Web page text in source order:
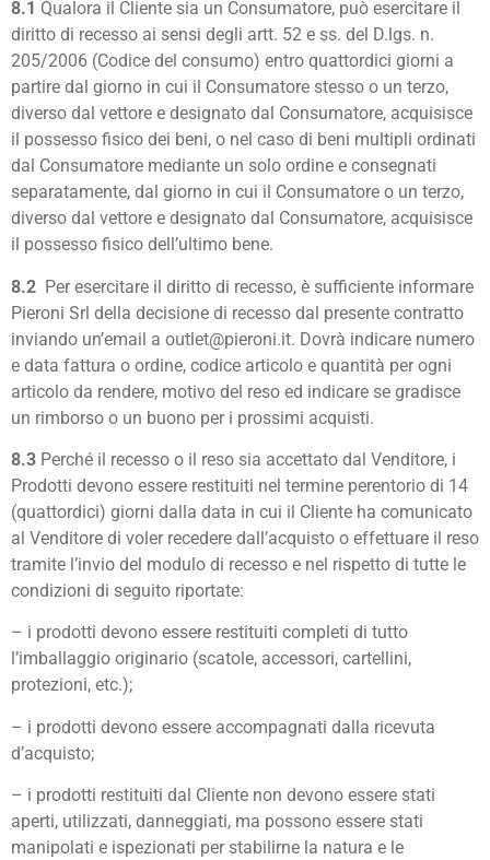
8.1 Qualora il Cliente sia un Consumatore, può esercitare il
diritto di recesso ai sensi degli artt. 52 e ss. del D.lgs. n.
205/2006 (Codice del consumo) entro quattordici giorni a
partire dal giorno in cui il Consumatore stesso o un terzo,
diverso dal vettore e designato dal Consumatore, acquisisce
il possesso fisico dei beni, o nel caso di beni multipli ordinati
dal Consumatore mediante un solo ordine e consegnati
separatamente, dal giorno in cui il Consumatore o un terzo,
diverso dal vettore e designato dal Consumatore, acquisisce
il possesso fisico dell’ultimo bene.
8.2 Per esercitare il diritto di recesso, è sufficiente informare
Pieroni Srl della decisione di recesso dal presente contratto
inviando un’email a outlet@pieroni.it. Dovrà indicare numero
e data fattura o ordine, codice articolo e quantità per ogni
articolo da rendere, motivo del reso ed indicare se gradisce
un rimborso o un buono per i prossimi acquisti.
8.3 Perché il recesso o il reso sia accettato dal Venditore, i
Prodotti devono essere restituiti nel termine perentorio di 14
(quattordici) giorni dalla data in cui il Cliente ha comunicato
al Venditore di voler recedere dall’acquisto o effettuare il reso
tramite l’invio del modulo di recesso e nel rispetto di tutte le
condizioni di seguito riportate:
– i prodotti devono essere restituiti completi di tutto
l’imballaggio originario (scatole, accessori, cartellini,
protezioni, etc.);
– i prodotti devono essere accompagnati dalla ricevuta
d’acquisto;
– i prodotti restituiti dal Cliente non devono essere stati
aperti, utilizzati, danneggiati, ma possono essere stati
manipolati e ispezionati per stabilirne la natura e le